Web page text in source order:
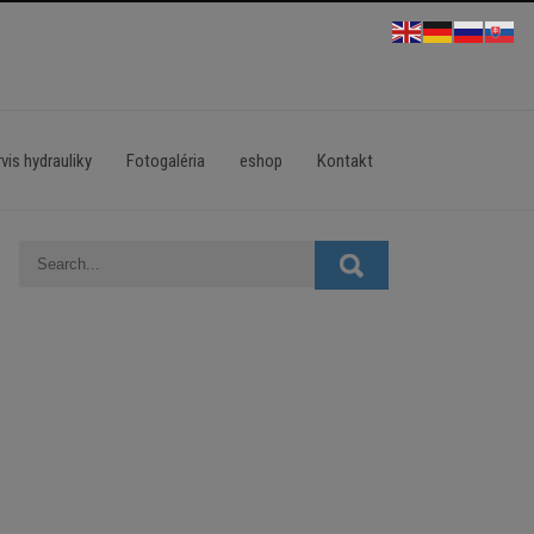
hydrauliky Fotogaléria eshop Kontakt